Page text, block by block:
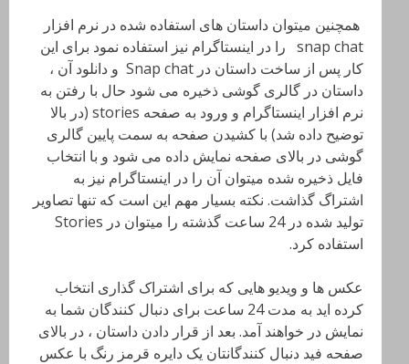
همچنین میتوان داستان های استفاده شده در نرم افزار
snap chat را در اینستاگرام نیز استفاده نمود برای این
کار پس از ساخت داستان در Snap chat و دانلود آن ،
داستان در گالری گوشی ذخیره می شود حال با رفتن به
نرم افزار اینستاگرام و ورود به صفحه stories (در بالا
توضیح داده شد) با کشیدن صفحه به سمت پایین گالری
گوشی در بالای صفحه نمایش داده می شود و با انتخاب
فایل ذخیره شده میتوان آن را در اینستاگرام نیز به
اشتراگ گذاشت. نکته بسیار مهم این است که تنها تصاویر
تولید شده در 24 ساعت گذشته را میتوان در Stories
استفاده کرد.
عکس ها و ویدیو هایی که برای اشتراک گذاری انتخاب
کرده اید به مدت 24 ساعت برای دنبال کنندگان شما به
نمایش در خواهند آمد. بعد از قرار دادن داستان ، در بالای
صفحه فید دنبال کنندگانتان یک دایره قرمز رنگ با عکس